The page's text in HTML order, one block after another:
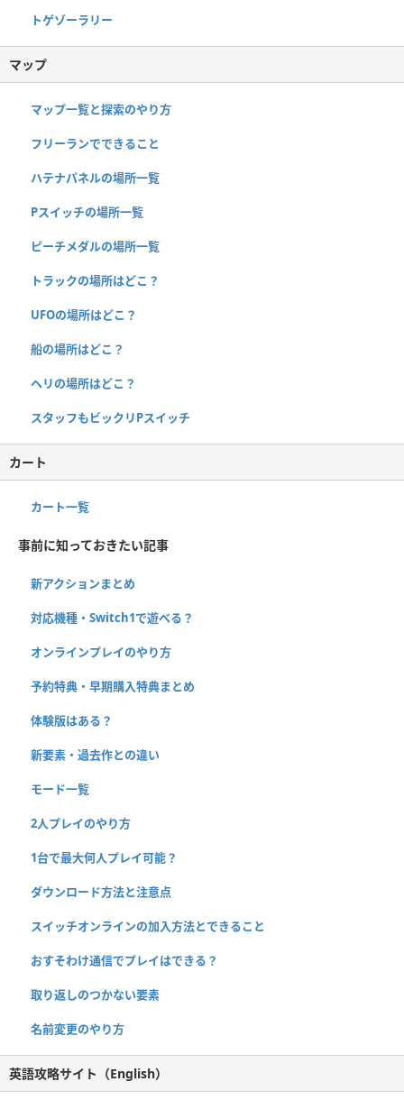
トゲゾーラリー
マップ
マップ一覧と探索のやり方
フリーランでできること
ハテナパネルの場所一覧
Pスイッチの場所一覧
ピーチメダルの場所一覧
トラックの場所はどこ？
UFOの場所はどこ？
船の場所はどこ？
ヘリの場所はどこ？
スタッフもビックリPスイッチ
カート
カート一覧
事前に知っておきたい記事
新アクションまとめ
対応機種・Switch1で遊べる？
オンラインプレイのやり方
予約特典・早期購入特典まとめ
体験版はある？
新要素・過去作との違い
モード一覧
2人プレイのやり方
1台で最大何人プレイ可能？
ダウンロード方法と注意点
スイッチオンラインの加入方法とできること
おすそわけ通信でプレイはできる？
取り返しのつかない要素
名前変更のやり方
英語攻略サイト（English）